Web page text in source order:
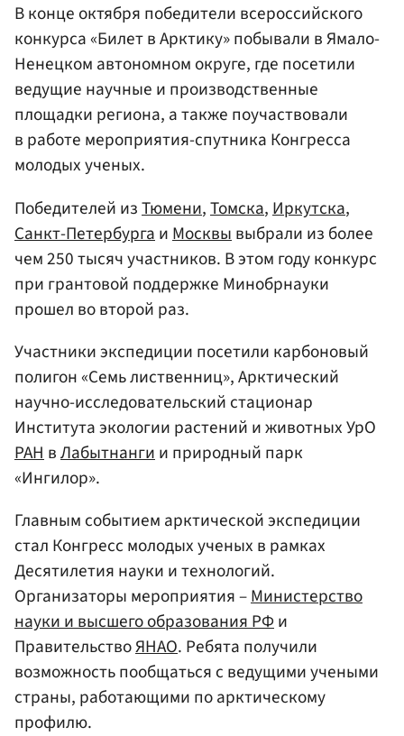
В конце октября победители всероссийского
конкурса «Билет в Арктику» побывали в Ямало-
Ненецком автономном округе, где посетили
ведущие научные и производственные
площадки региона, а также поучаствовали
в работе мероприятия-спутника Конгресса
молодых ученых.
Победителей изТюмени,Томска, Иркутска,
Санкт-Петербурга и Москвы выбрали из более
чем 250 тысяч участников. В этом году конкурс
при грантовой поддержке Минобрнауки
прошел во второй раз.
Участники экспедиции посетили карбоновый
полигон «Семь лиственниц», Арктический
научно-исследовательский стационар
Института экологии растений и животных УрО
РАНвЛабытнангии природный парк
«Ингилор».
Главным событием арктической экспедиции
стал Конгресс молодых ученых в рамках
Десятилетия науки и технологий.
Организаторы мероприятия –Министерство
науки и высшего образования РФи
ПравительствоЯНАО. Ребята получили
возможность пообщаться с ведущими учеными
страны, работающими по арктическому
профилю.